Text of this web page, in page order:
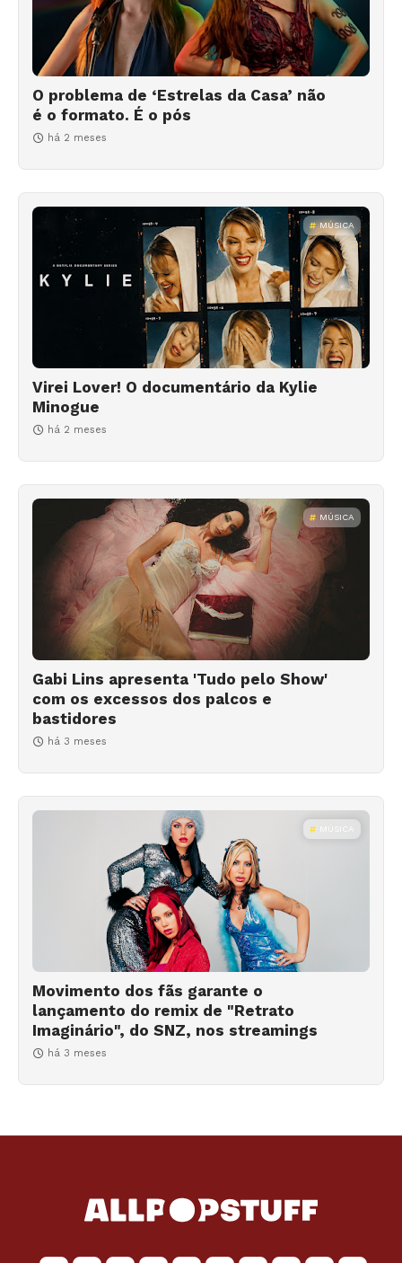
O problema de ‘Estrelas da Casa’ não
é o formato. É o pós
há 2 meses
MÚSICA
Virei Lover! O documentário da Kylie
Minogue
há 2 meses
MÚSICA
Gabi Lins apresenta 'Tudo pelo Show'
com os excessos dos palcos e
bastidores
há 3 meses
MÚSICA
Movimento dos fãs garante o
lançamento do remix de "Retrato
Imaginário", do SNZ, nos streamings
há 3 meses